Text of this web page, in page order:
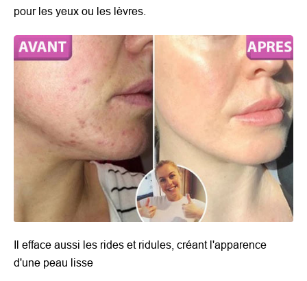
pour les yeux ou les lèvres.
Il efface aussi les rides et ridules, créant l'apparence
d'une peau lisse